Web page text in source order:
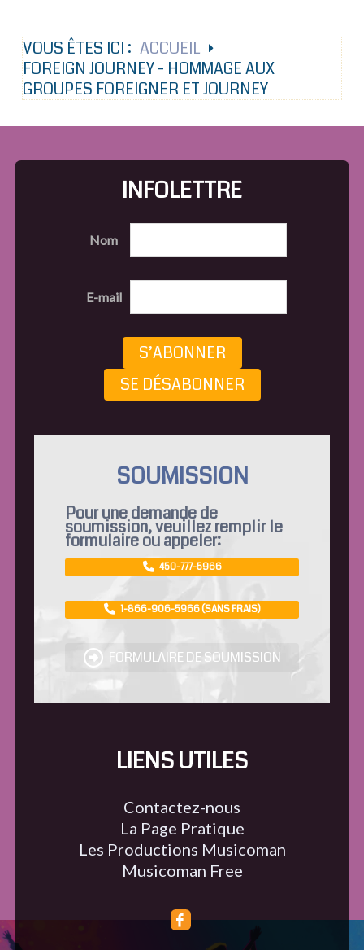
VOUS ÊTES ICI : ACCUEIL
FOREIGN JOURNEY - HOMMAGE AUX
GROUPES FOREIGNER ET JOURNEY
INFOLETTRE
Nom
E-mail
S’ABONNER
SE DÉSABONNER
SOUMISSION
Pour une demande de
soumission, veuillez remplir le
formulaire ou appeler:
450-777-5966
1-866-906-5966 (SANS FRAIS)
FORMULAIRE DE SOUMISSION
LIENS UTILES
Contactez-nous
La Page Pratique
Les Productions Musicoman
Musicoman Free